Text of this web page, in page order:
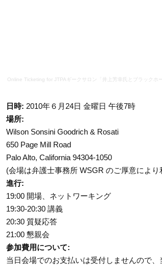
Online Ticketing for JTPAギークサロン「井上芳幸氏とブラックホ
日時: 2010年６月24日 金曜日 午後7時
場所:
Wilson Sonsini Goodrich & Rosati
650 Page Mill Road
Palo Alto, California 94304-1050
(会場は弁護士事務所 WSGR のご厚意によ
進行:
19:00 開場、ネットワーキング
19:30-20:30 講義
20:30 質疑応答
21:00 懇親会
参加費用について:
当日会場でのお支払いは受付しませんので